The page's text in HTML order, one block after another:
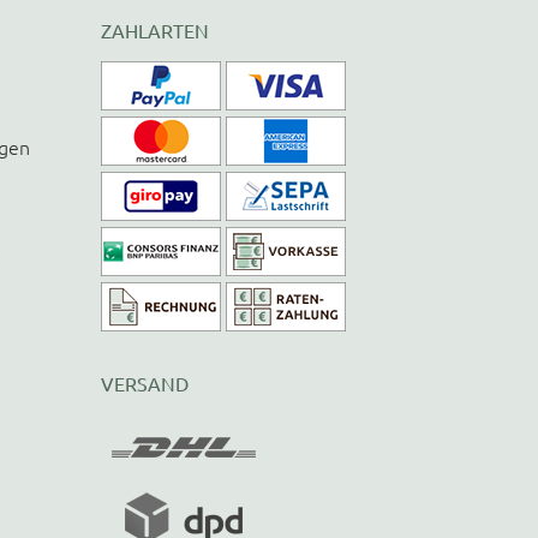
ZAHLARTEN
VERSAND